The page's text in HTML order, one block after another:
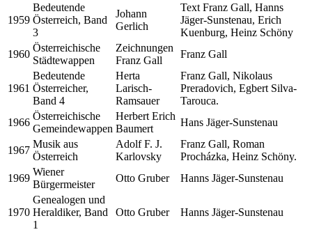
1959
Bedeutende
Österreich, Band
3
Johann
Gerlich
Text Franz Gall, Hanns
Jäger-Sunstenau, Erich
Kuenburg, Heinz Schöny
1960
Österreichische
Städtewappen
Zeichnungen
Franz Gall
Franz Gall
1961
Bedeutende
Österreicher,
Band 4
Herta
Larisch-
Ramsauer
Franz Gall, Nikolaus
Preradovich, Egbert Silva-
Tarouca.
1966
Österreichische
Gemeindewappen
Herbert Erich
Baumert
Hans Jäger-Sunstenau
1967
Musik aus
Österreich
Adolf F. J.
Karlovsky
Franz Gall, Roman
Procházka, Heinz Schöny.
1969
Wiener
Bürgermeister
Otto Gruber Hanns Jäger-Sunstenau
1970
Genealogen und
Heraldiker, Band
1
Otto Gruber Hanns Jäger-Sunstenau